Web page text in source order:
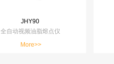
JHY90
全自动视频油脂熔点仪
More>>